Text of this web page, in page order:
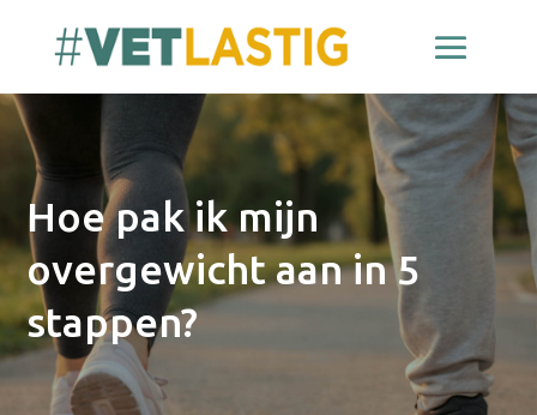
Hoe pak ik mijn
overgewicht aan in 5
stappen?